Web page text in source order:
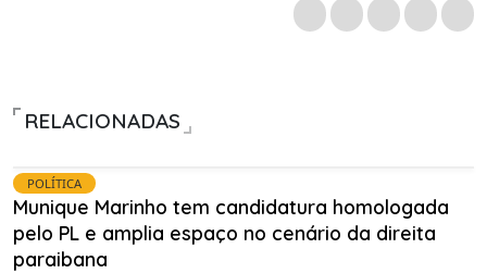
RELACIONADAS
POLÍTICA
Munique Marinho tem candidatura homologada
pelo PL e amplia espaço no cenário da direita
paraibana